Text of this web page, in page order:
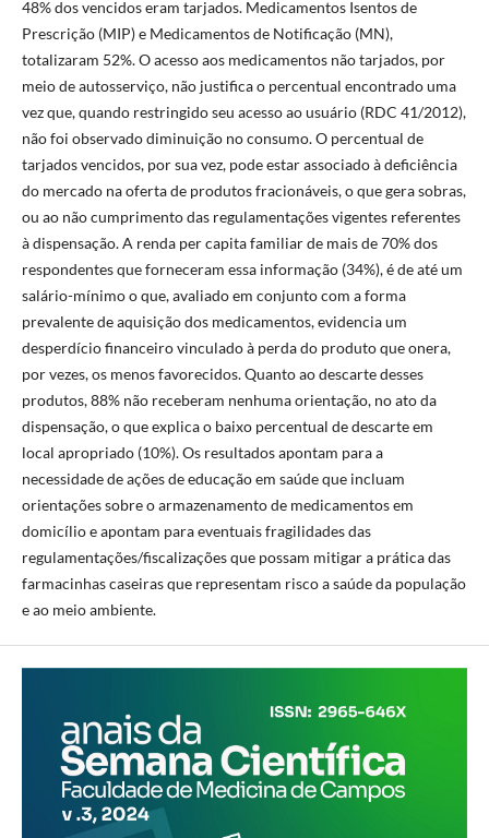
48% dos vencidos eram tarjados. Medicamentos Isentos de
Prescrição (MIP) e Medicamentos de Notificação (MN),
totalizaram 52%. O acesso aos medicamentos não tarjados, por
meio de autosserviço, não justifica o percentual encontrado uma
vez que, quando restringido seu acesso ao usuário (RDC 41/2012),
não foi observado diminuição no consumo. O percentual de
tarjados vencidos, por sua vez, pode estar associado à deficiência
do mercado na oferta de produtos fracionáveis, o que gera sobras,
ou ao não cumprimento das regulamentações vigentes referentes
à dispensação. A renda per capita familiar de mais de 70% dos
respondentes que forneceram essa informação (34%), é de até um
salário-mínimo o que, avaliado em conjunto com a forma
prevalente de aquisição dos medicamentos, evidencia um
desperdício financeiro vinculado à perda do produto que onera,
por vezes, os menos favorecidos. Quanto ao descarte desses
produtos, 88% não receberam nenhuma orientação, no ato da
dispensação, o que explica o baixo percentual de descarte em
local apropriado (10%). Os resultados apontam para a
necessidade de ações de educação em saúde que incluam
orientações sobre o armazenamento de medicamentos em
domicílio e apontam para eventuais fragilidades das
regulamentações/fiscalizações que possam mitigar a prática das
farmacinhas caseiras que representam risco a saúde da população
e ao meio ambiente.